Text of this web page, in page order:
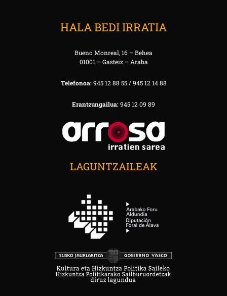
HALA BEDI IRRATIA
Bueno Monreal, 16 – Behea
01001 – Gasteiz – Araba
Telefonoa:945 12 88 55 / 945 12 14 88
Erantzungailua:945 12 09 89
LAGUNTZAILEAK